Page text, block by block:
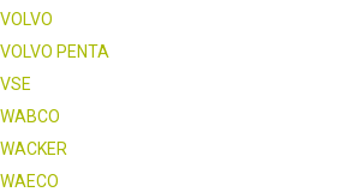
VOLVO
VOLVO PENTA
VSE
WABCO
WACKER
WAECO